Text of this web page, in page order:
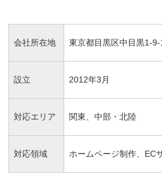
会社所在地 東京都目黒区中目黒1-9-
設立 2012年3月
対応エリア 関東、中部・北陸
対応領域 ホームページ制作、EC